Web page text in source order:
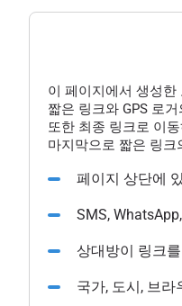
이 페이지에서 생성
짧은 링크와 GPS 로
또한 최종 링크로 이
마지막으로 짧은 링크
페이지 상단에
SMS,
상대방이 링크
국가, 도시, 브